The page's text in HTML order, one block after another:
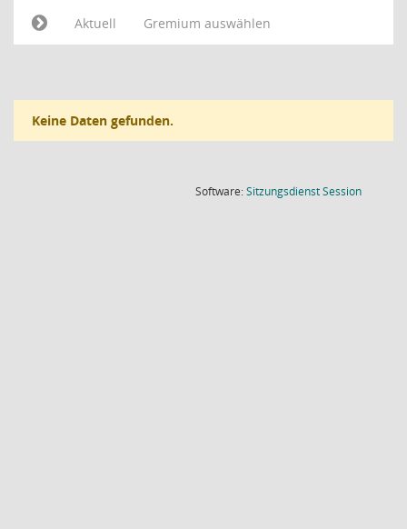
Aktuell
Gremium auswählen
Keine Daten gefunden.
Software:SitzungsdienstSession(Wird in